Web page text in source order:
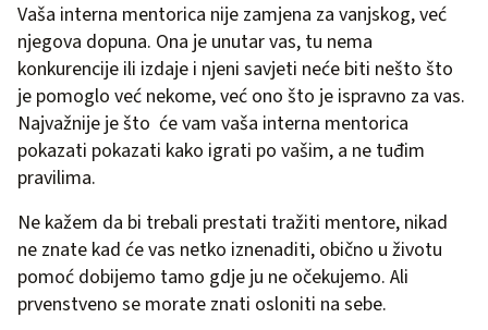
Vaša interna mentorica nije zamjena za vanjskog, već
njegova dopuna. Ona je unutar vas, tu nema
konkurencije ili izdaje i njeni savjeti neće biti nešto što
je pomoglo već nekome, već ono što je ispravno za vas.
Najvažnije je što će vam vaša interna mentorica
pokazati pokazati kako igrati po vašim, a ne tuđim
pravilima.
Ne kažem da bi trebali prestati tražiti mentore, nikad
ne znate kad će vas netko iznenaditi, obično u životu
pomoć dobijemo tamo gdje ju ne očekujemo. Ali
prvenstveno se morate znati osloniti na sebe.